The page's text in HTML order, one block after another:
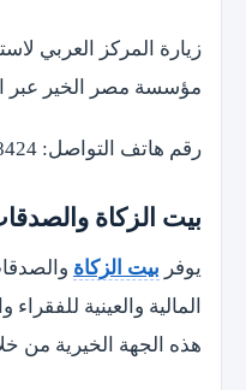
زيارة المركز العربي
مؤسسة مصر الخير عبر
رقم هاتف التواصل: 01211788424
بيت الزكاة
يوفر بيت الزكاة
المالية والعينية
هذه الجهة الخيرية من